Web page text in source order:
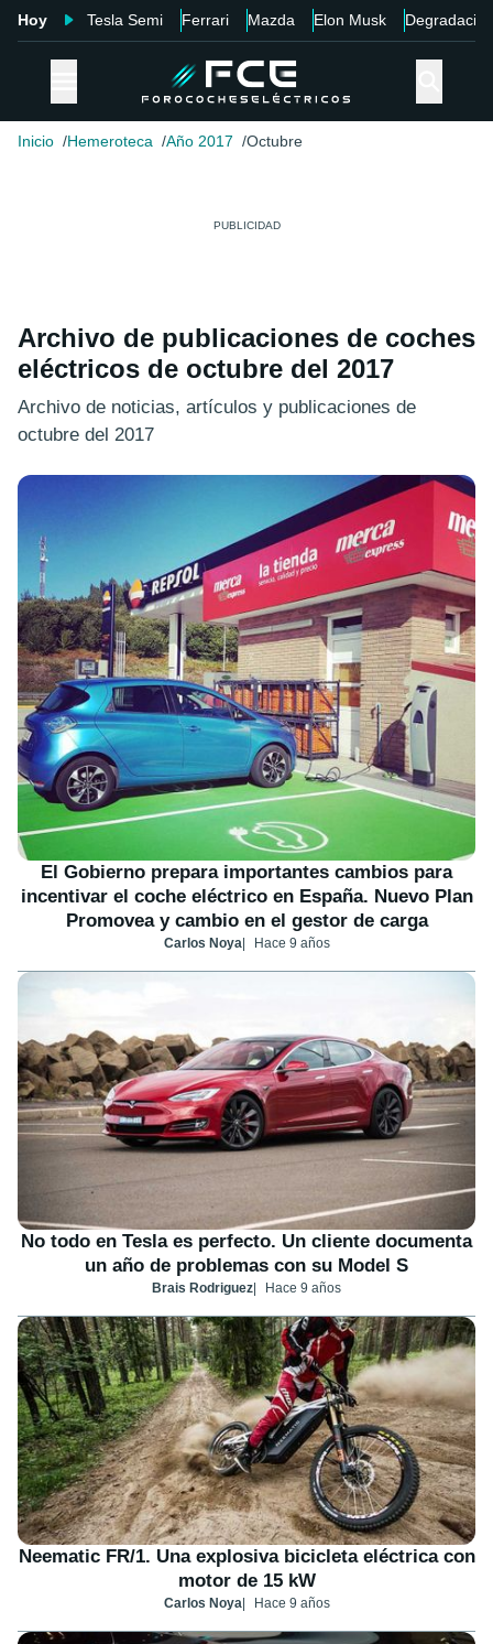
Hoy Tesla Semi Ferrari Mazda Elon Musk Degradación
Inicio Hemeroteca Año 2017 Octubre
Archivo de publicaciones de coches
eléctricos de octubre del 2017
Archivo de noticias, artículos y publicaciones de
octubre del 2017
El Gobierno prepara importantes cambios para
incentivar el coche eléctrico en España. Nuevo Plan
Promovea y cambio en el gestor de carga
Carlos Noya Hace 9 años
No todo en Tesla es perfecto. Un cliente documenta
un año de problemas con su Model S
Brais Rodriguez Hace 9 años
Neematic FR/1. Una explosiva bicicleta eléctrica con
motor de 15 kW
Carlos Noya Hace 9 años